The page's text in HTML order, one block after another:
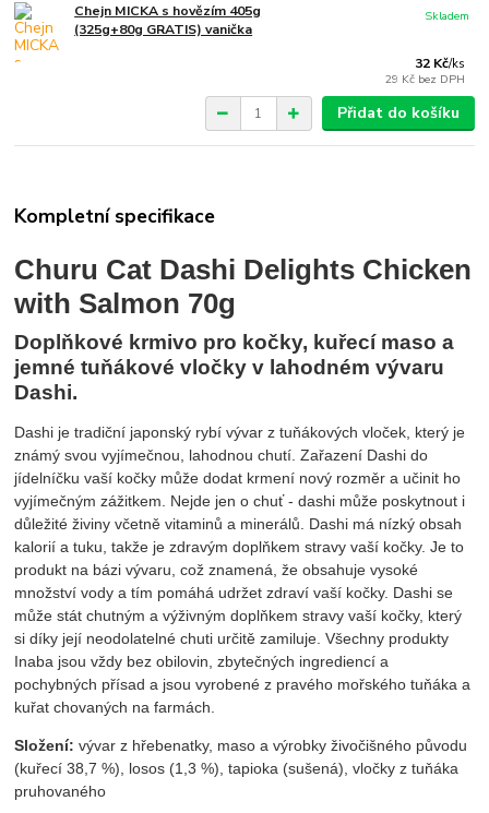
Chejn MICKA s hovězím 405g
(325g+80g GRATIS) vanička
32 Kč/ks
29 Kč bez DPH
Skladem
Přidat do košíku
Kompletní specifikace
Churu Cat Dashi Delights Chicken
with Salmon 70g
Doplňkové krmivo pro kočky, kuřecí maso a
jemné tuňákové vločky v lahodném vývaru
Dashi.
Dashi je tradiční japonský rybí vývar z tuňákových vloček, který je
známý svou vyjímečnou, lahodnou chutí. Zařazení Dashi do
jídelníčku vaší kočky může dodat krmení nový rozměr a učinit ho
vyjímečným zážitkem. Nejde jen o chuť - dashi může poskytnout i
důležité živiny včetně vitaminů a minerálů. Dashi má nízký obsah
kalorií a tuku, takže je zdravým doplňkem stravy vaší kočky. Je to
produkt na bázi vývaru, což znamená, že obsahuje vysoké
množství vody a tím pomáhá udržet zdraví vaší kočky. Dashi se
může stát chutným a výživným doplňkem stravy vaší kočky, který
si díky její neodolatelné chuti určitě zamiluje. Všechny produkty
Inaba jsou vždy bez obilovin, zbytečných ingrediencí a
pochybných přísad a jsou vyrobené z pravého mořského tuňáka a
kuřat chovaných na farmách.
Složení: vývar z hřebenatky, maso a výrobky živočišného původu
(kuřecí 38,7 %), losos (1,3 %), tapioka (sušená), vločky z tuňáka
pruhovaného